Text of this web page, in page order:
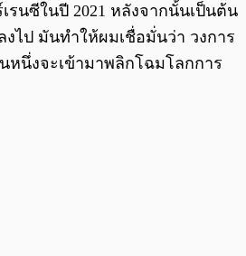
รนซีในปี 2021 หลังจากนั้นเป็นต้น
ไป มันทำให้ผมเชื่อมั่นว่า วงการ
นึ่งจะเข้ามาพลิกโฉมโลกการ